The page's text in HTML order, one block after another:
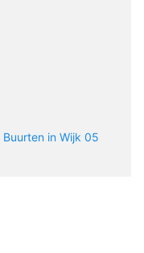
Buurten in Wijk 05